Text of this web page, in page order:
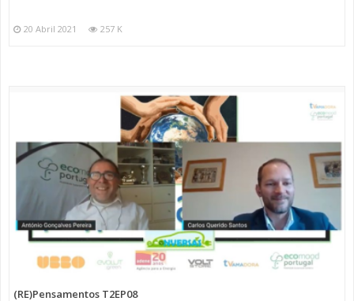
20 Abril 2021 257 K
(RE)Pensamentos T2EP08